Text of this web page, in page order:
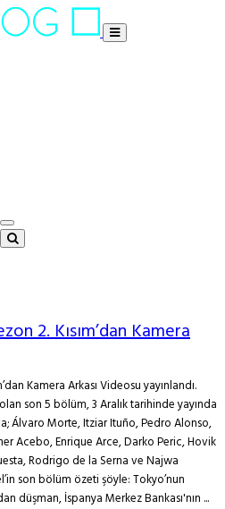
2. Kısım’dan Kamera
Kamera Arkası Videosu yayınlandı.
son 5 bölüm, 3 Aralık tarihinde yayında
Álvaro Morte, Itziar Ituño, Pedro Alonso,
Acebo, Enrique Arce, Darko Peric, Hovik
Rodrigo de la Serna ve Najwa
son bölüm özeti şöyle: Tokyo’nun
düşman, İspanya Merkez Bankası'nın ...